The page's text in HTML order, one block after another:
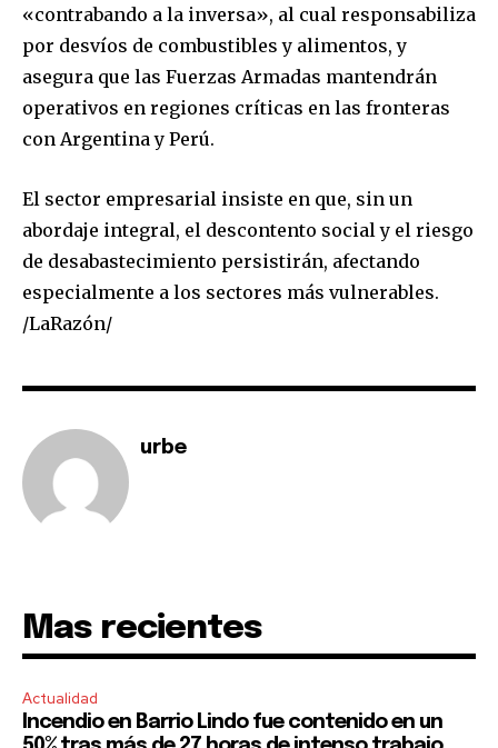
SUBSCRIBE
«contrabando a la inversa», al cual responsabiliza
por desvíos de combustibles y alimentos, y
asegura que las Fuerzas Armadas mantendrán
operativos en regiones críticas en las fronteras
con Argentina y Perú.
El sector empresarial insiste en que, sin un
abordaje integral, el descontento social y el riesgo
de desabastecimiento persistirán, afectando
especialmente a los sectores más vulnerables.
/LaRazón/
urbe
Mas recientes
Actualidad
Incendio en Barrio Lindo fue contenido en un